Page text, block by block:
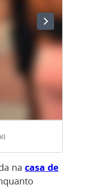
na casa de